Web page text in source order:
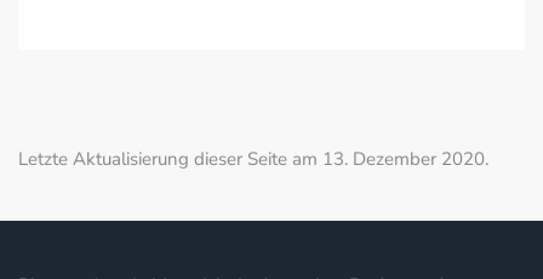
Letzte Aktualisierung dieser Seite am 13. Dezember 2020.